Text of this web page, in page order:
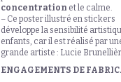
concentration et le calme.
– Ce poster illustré en stickers
développe la sensibilité
enfants, car il est réalisé par
grande artiste : Lucie
ENGAGEMENTS DE